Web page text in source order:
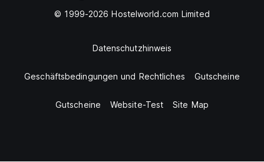
© 1999-2026 Hostelworld.com Limited
Datenschutzhinweis
Geschäftsbedingungen und Rechtliches Gutscheine
Gutscheine Website-Test Site Map